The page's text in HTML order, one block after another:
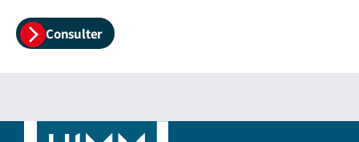
Consulter